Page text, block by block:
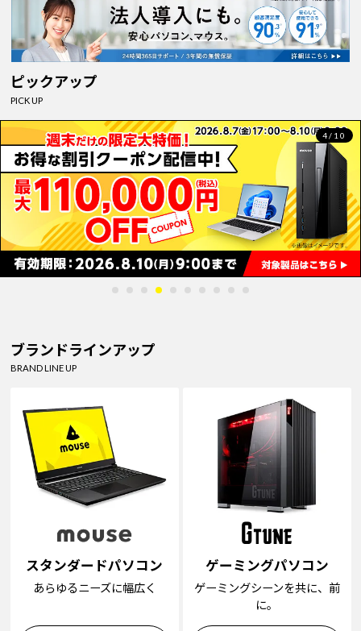
ピックアップ
PICK UP
4/10
ブランドラインアップ
BRAND LINE UP
スタンダードパソコン
あらゆるニーズに幅広く
ゲーミングパソコン
ゲーミングシーンを共に、前
に。